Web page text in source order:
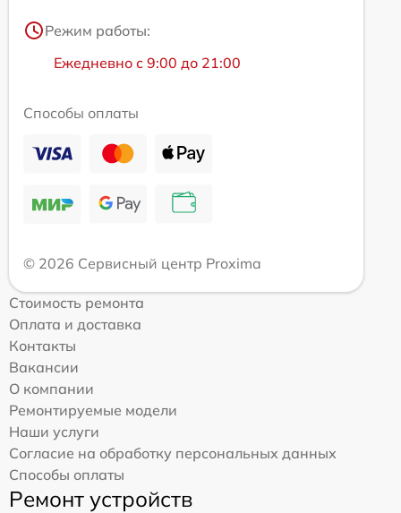
Режим работы:
Ежедневно с 9:00 до 21:00
Способы оплаты
© 2026 Сервисный центр Proxima
Стоимость ремонта
Оплата и доставка
Контакты
Вакансии
О компании
Ремонтируемые модели
Наши услуги
Согласие на обработку персональных данных
Способы оплаты
Ремонт устройств